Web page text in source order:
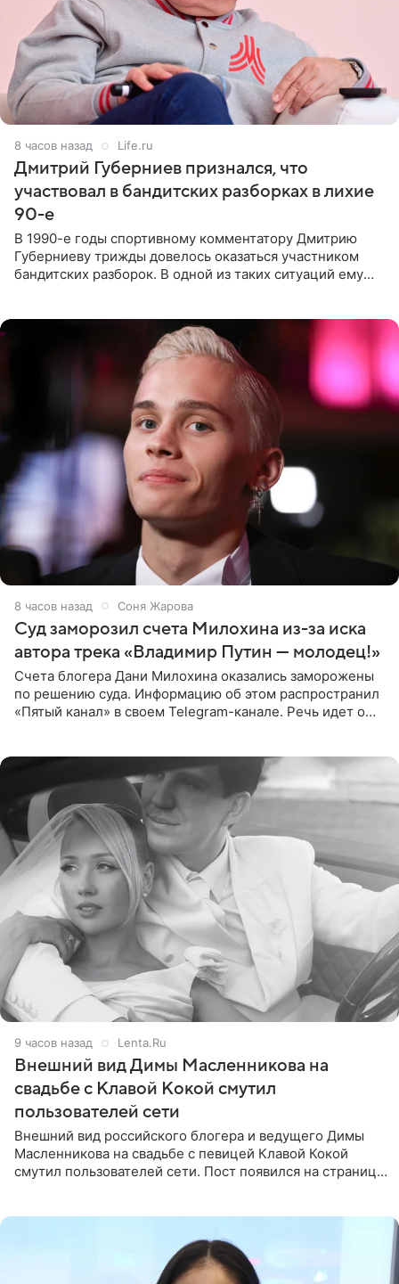
8 часов назад Life.ru
Дмитрий Губерниев признался, что
участвовал в бандитских разборках в лихие
90-е
В 1990-е годы спортивному комментатору Дмитрию
Губерниеву трижды довелось оказаться участником
бандитских разборок. В одной из таких ситуаций ему
8 часов назад Соня Жарова
Суд заморозил счета Милохина из-за иска
автора трека «Владимир Путин — молодец!»
Счета блогера Дани Милохина оказались заморожены
по решению суда. Информацию об этом распространил
«Пятый канал» в своем Telegram-канале. Речь идет о
9 часов назад Lenta.Ru
Внешний вид Димы Масленникова на
свадьбе с Клавой Кокой смутил
пользователей сети
Внешний вид российского блогера и ведущего Димы
Масленникова на свадьбе с певицей Клавой Кокой
смутил пользователей сети. Пост появился на странице